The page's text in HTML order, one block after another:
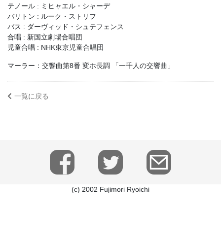
テノール : ミヒャエル・シャーデ
バリトン : ルーク・ストリフ
バス : ダーヴィッド・シュテフェンス
合唱 : 新国立劇場合唱団
児童合唱 : NHK東京児童合唱団
マーラー：交響曲第8番 変ホ長調 「一千人の交響曲」
一覧に戻る
(c) 2002 Fujimori Ryoichi